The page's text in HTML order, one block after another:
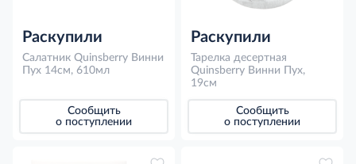
Раскупили
Салатник Quinsberry Винни
Пух 14см, 610мл
Сообщить
о поступлении
Раскупили
Тарелка десертная
Quinsberry Винни Пух,
19см
Сообщить
о поступлении